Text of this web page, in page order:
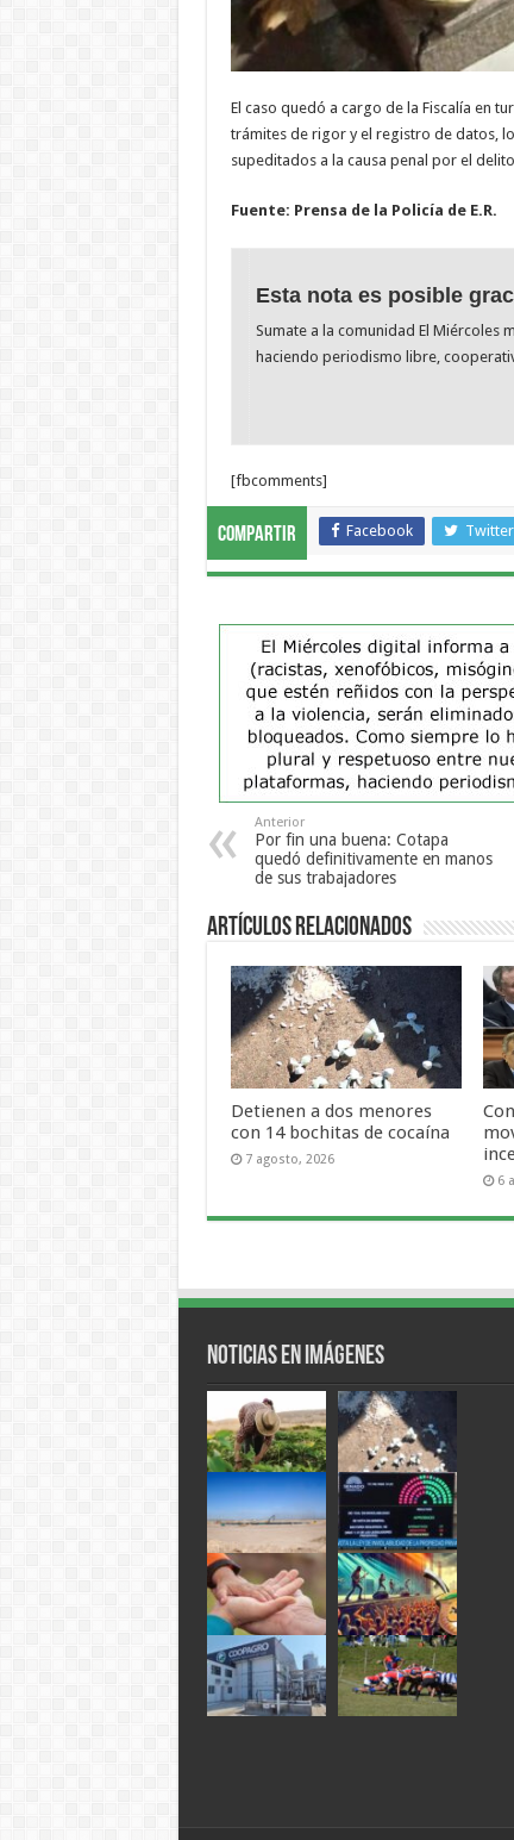
El caso quedó a cargo de la Fiscalía en
trámites de rigor y el registro de datos,
supeditados a la causa penal por el
Fuente: Prensa de la Policía de E.R.
Esta nota es posible
Sumate a la comunidad El Miércoles
haciendo periodismo libre,
[fbcomments]
Compartir Facebook Twitter
Anterior
Por fin una buena: Cotapa
quedó definitivamente en manos
de sus trabajadores
Artículos Relacionados
Detienen a dos menores
con 14 bochitas de cocaína
7 agosto, 2026
6
Noticias en Imágenes